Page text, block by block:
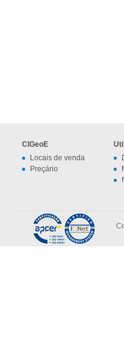
CIGeoE
Locais de venda
Preçário